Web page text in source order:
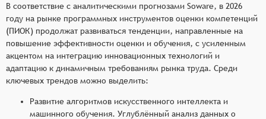
В соответствие с аналитическими прогнозами Soware, в 2026
году на рынке программных инструментов оценки компетенций
(ПИОК) продолжат развиваться тенденции, направленные на
повышение эффективности оценки и обучения, с усиленным
акцентом на интеграцию инновационных технологий и
адаптацию к динамичным требованиям рынка труда. Среди
ключевых трендов можно выделить:
Развитие алгоритмов искусственного интеллекта и
машинного обучения. Углублённый анализ данных о